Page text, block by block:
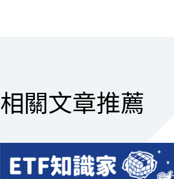
相關文章推薦